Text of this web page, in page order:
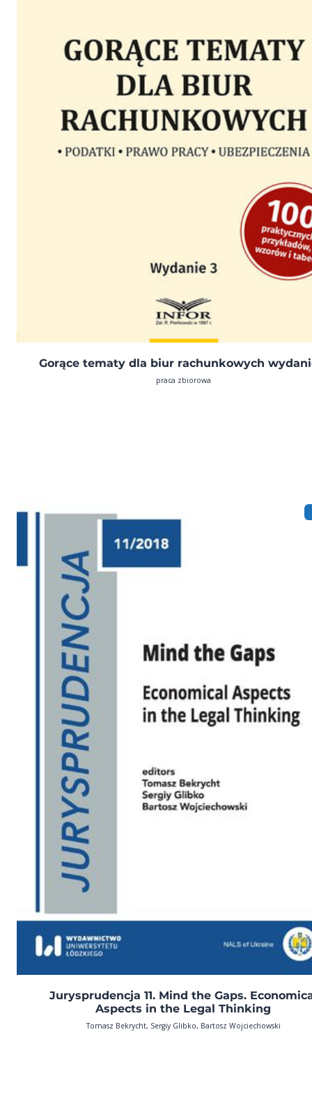
Gorące tematy dla biur rachunkowych
praca zbiorowa
Jurysprudencja 11. Mind the Gaps.
Aspects in the Legal Thinking
Tomasz Bekrycht, Sergiy Glibko, Bartosz Wojciechowski